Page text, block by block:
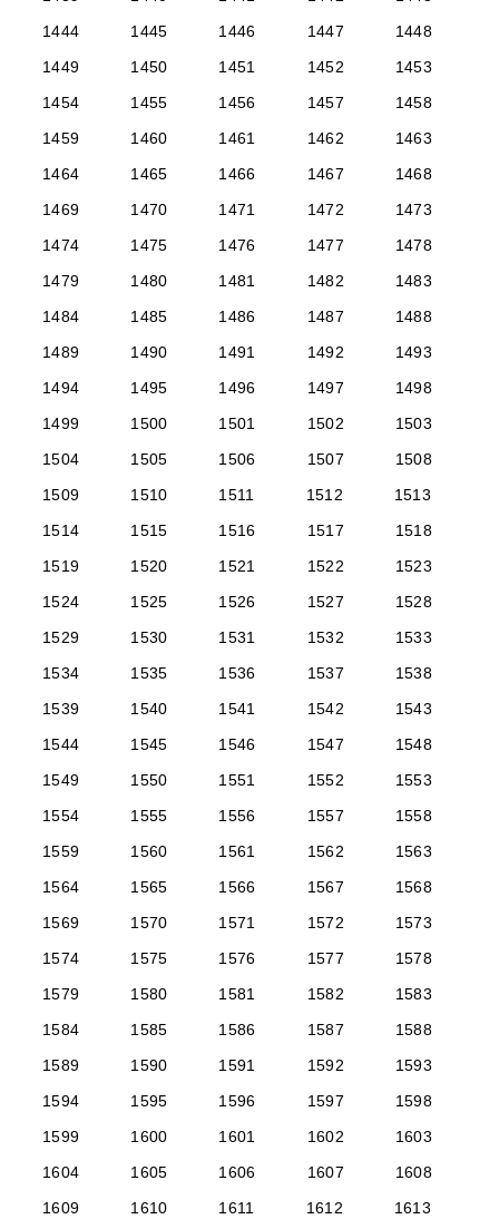
1444
1445 1446 1447
1448
1449
1450 1451 1452
1453
1454
1455 1456 1457
1458
1459
1460 1461 1462
1463
1464
1465 1466 1467
1468
1469
1470 1471 1472
1473
1474
1475 1476 1477
1478
1479
1480 1481 1482
1483
1484
1485 1486 1487
1488
1489
1490 1491 1492
1493
1494
1495 1496 1497
1498
1499
1500 1501 1502
1503
1504
1505 1506 1507
1508
1509
1510 1511 1512
1513
1514
1515 1516 1517
1518
1519
1520 1521 1522
1523
1524
1525 1526 1527
1528
1529
1530 1531 1532
1533
1534
1535 1536 1537
1538
1539
1540 1541 1542
1543
1544
1545 1546 1547
1548
1549
1550 1551 1552
1553
1554
1555 1556 1557
1558
1559
1560 1561 1562
1563
1564
1565 1566 1567
1568
1569
1570 1571 1572
1573
1574
1575 1576 1577
1578
1579
1580 1581 1582
1583
1584
1585 1586 1587
1588
1589
1590 1591 1592
1593
1594
1595 1596 1597
1598
1599
1600 1601 1602
1603
1604
1605 1606 1607
1608
1609
1610 1611 1612
1613